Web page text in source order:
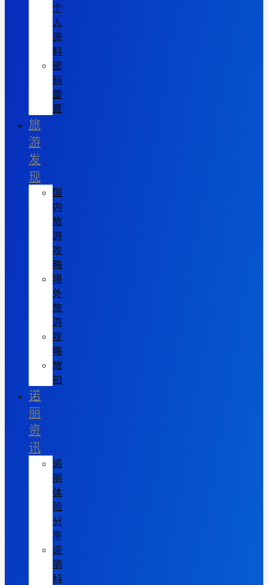
个
人
资
料
密
码
重
置
旅
游
发
现
国
内
旅
游
攻
略
境
外
旅
游
攻
略
旅
拍
诺
丽
资
讯
诺
丽
体
验
分
享
诺
丽
科